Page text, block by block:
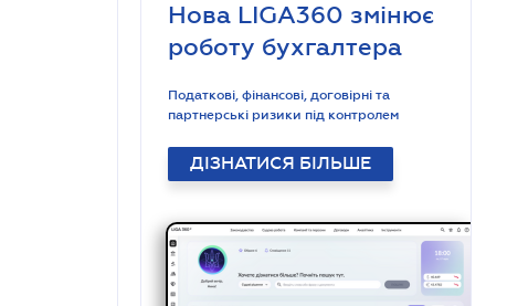
Нова LIGA360 змінює
роботу бухгалтера
Податкові, фінансові, договірні та
партнерські ризики під контролем
ДІЗНАТИСЯ БІЛЬШЕ